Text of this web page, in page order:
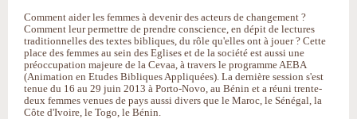
Comment aider les femmes à devenir des acteurs de changement ?
Comment leur permettre de prendre conscience, en dépit de lectures
traditionnelles des textes bibliques, du rôle qu'elles ont à jouer ? Cette
place des femmes au sein des Eglises et de la société est aussi une
préoccupation majeure de la Cevaa, à travers le programme AEBA
(Animation en Etudes Bibliques Appliquées). La dernière session s'est
tenue du 16 au 29 juin 2013 à Porto-Novo, au Bénin et a réuni trente-
deux femmes venues de pays aussi divers que le Maroc, le Sénégal, la
Côte d'Ivoire, le Togo, le Bénin.